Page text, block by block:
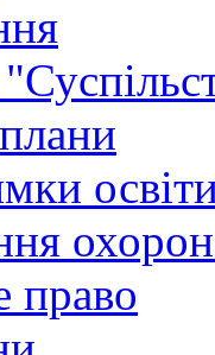
право